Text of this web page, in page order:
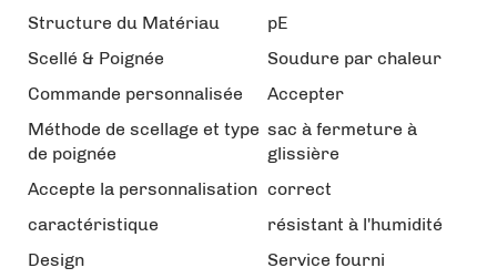
Structure du Matériau
pE
Scellé & Poignée
Soudure par chaleur
Commande personnalisée
Accepter
Méthode de scellage et type
de poignée
sac à fermeture à
glissière
Accepte la personnalisation correct
caractéristique
résistant à l'humidité
Design
Service fourni